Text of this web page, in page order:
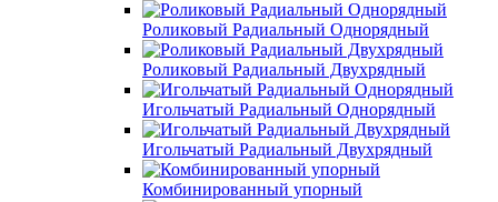
Роликовый Радиальный Однорядный
Роликовый Радиальный Двухрядный
Игольчатый Радиальный Однорядный
Игольчатый Радиальный Двухрядный
Комбинированный упорный